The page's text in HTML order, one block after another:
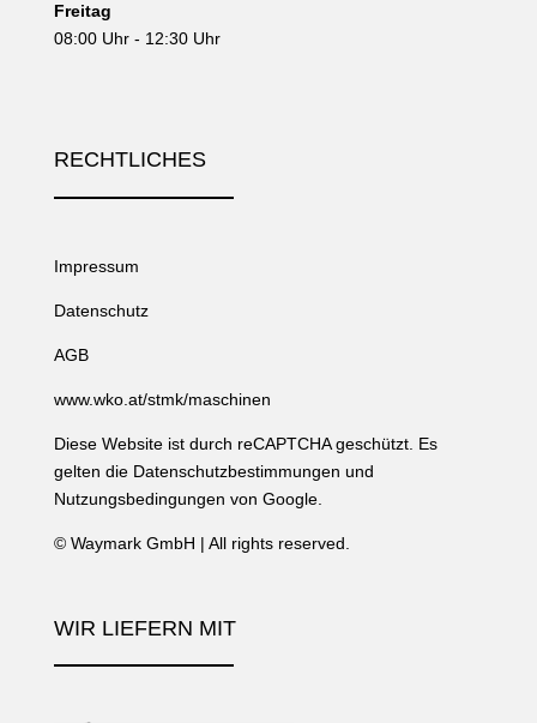
WIR LIEFERN MIT
Freitag
08:00 Uhr - 12:30 Uhr
RECHTLICHES
Impressum
Datenschutz
AGB
www.wko.at/stmk/maschinen
Diese Website ist durch reCAPTCHA geschützt. Es
gelten die Datenschutzbestimmungen und
Nutzungsbedingungen von Google.
© Waymark GmbH | All rights reserved.